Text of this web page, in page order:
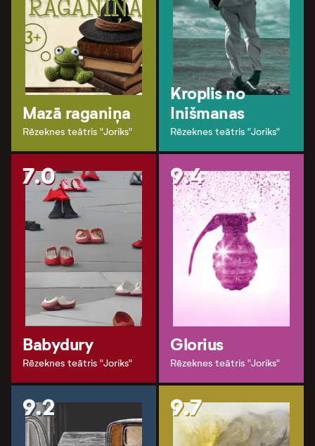
Mazā raganiņa
Rēzeknes teātris "Joriks"
Kroplis no
Inišmanas
Rēzeknes teātris "Joriks"
7.0
Babydury
Rēzeknes teātris "Joriks"
9.4
Glorius
Rēzeknes teātris "Joriks"
9.2 9.7